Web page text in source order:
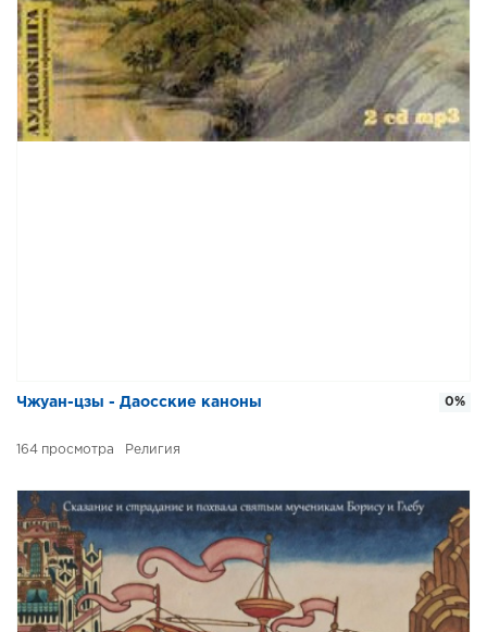
Чжуан-цзы - Даосские каноны
164 Религия
0%